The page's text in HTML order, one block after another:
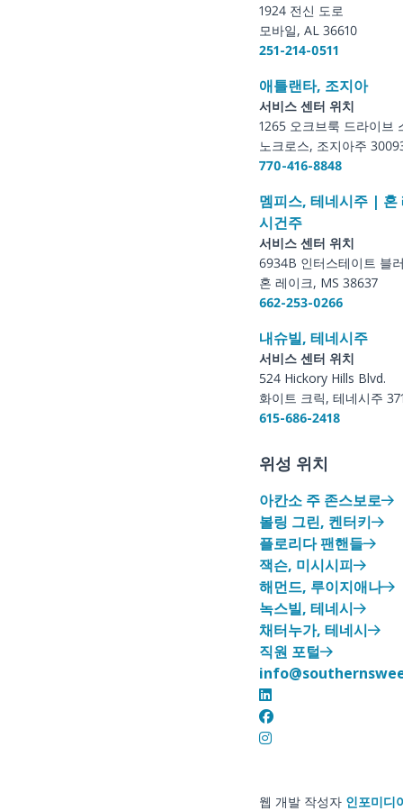
1924 전신 도로
모바일, AL 36610
251-214-0511
애틀랜타, 조지아
서비스 센터 위치
1265 오크브룩 드라이브
노크로스, 조지아주
770-416-8848
멤피스, 테네시주 | 혼
시건주
서비스 센터 위치
6934B 인터스테이트 블
혼 레이크, MS 38637
662-253-0266
내슈빌, 테네시주
서비스 센터 위치
524 Hickory Hills Blvd.
화이트 크릭, 테네시주
615-686-2418
위성 위치
아칸소 주 존스보로
볼링 그린, 켄터키
플로리다 팬핸들
잭슨, 미시시피
해먼드, 루이지애나
녹스빌, 테네시
채터누가, 테네시
직원 포털
웹 개발 작성자 인포미디